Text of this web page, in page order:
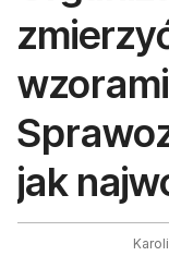
jak